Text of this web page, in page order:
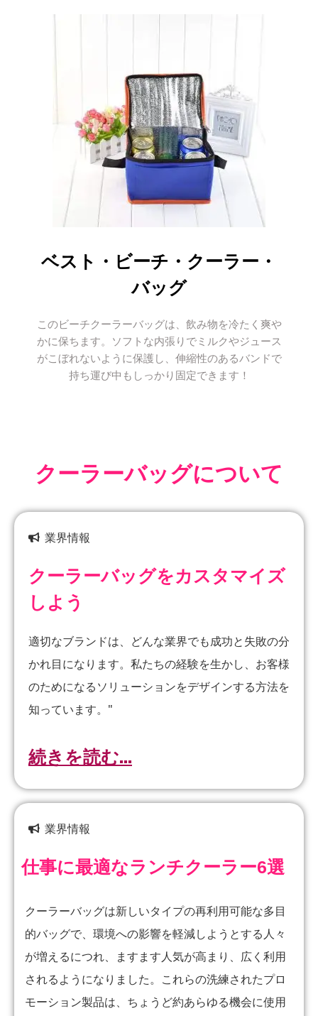
ベスト・ビーチ・クーラー・
バッグ
このビーチクーラーバッグは、飲み物を冷たく爽や
かに保ちます。ソフトな内張りでミルクやジュース
がこぼれないように保護し、伸縮性のあるバンドで
持ち運び中もしっかり固定できます！
クーラーバッグについて
業界情報
クーラーバッグをカスタマイズ
しよう
適切なブランドは、どんな業界でも成功と失敗の分
かれ目になります。私たちの経験を生かし、お客様
のためになるソリューションをデザインする方法を
知っています。"
続きを読む...
業界情報
仕事に最適なランチクーラー6選
クーラーバッグは新しいタイプの再利用可能な多目
的バッグで、環境への影響を軽減しようとする人々
が増えるにつれ、ますます人気が高まり、広く利用
されるようになりました。これらの洗練されたプロ
モーション製品は、ちょうど約あらゆる機会に使用